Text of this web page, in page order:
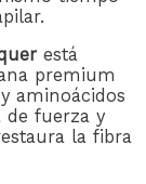
está
premium
aminoácidos
fuerza y
la fibra